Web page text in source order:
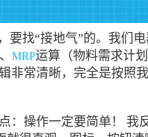
要找“接地气”的。我们
MRP运算（物料需求计
非常清晰，完全是按照
：操作一定要简单！ 我